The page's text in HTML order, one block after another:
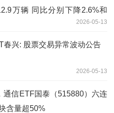
万辆 同比分别下降2.6%和
2026-05-13
春兴: 股票交易异常波动公告
2026-05-13
通信ETF国泰（515880）六连
含量超50%